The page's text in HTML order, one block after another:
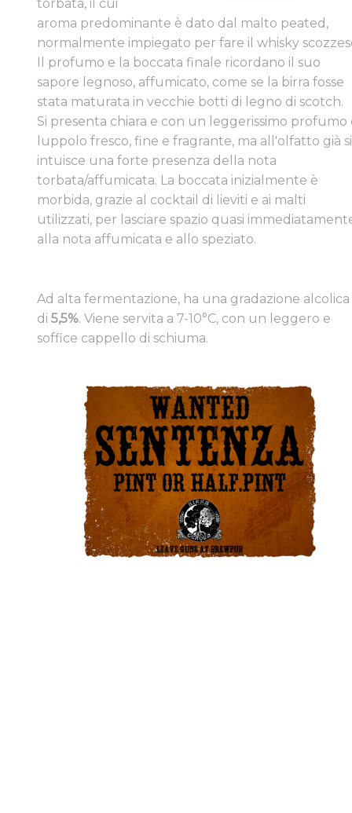
torbata, il cui
aroma predominante è dato dal malto peated,
normalmente impiegato per fare il whisky
Il profumo e la boccata finale ricordano il suo
sapore legnoso, affumicato, come se la birra fosse
stata maturata in vecchie botti di legno di scotch. ​
Si presenta chiara e con un leggerissimo profumo
luppolo fresco, fine e fragrante, ma all'olfatto già si
intuisce una forte presenza della nota
torbata/affumicata. La boccata inizialmente è
morbida, grazie al cocktail di lieviti e ai malti
utilizzati, per lasciare spazio quasi
alla nota affumicata e allo speziato.
​Ad alta fermentazione, ha una gradazione alcolica
di5,5%. Viene servita a 7-10°C, con un leggero e
soffice cappello di schiuma.